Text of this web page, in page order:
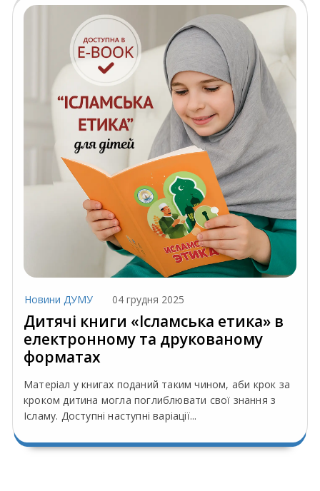
Новини ДУМУ 04 грудня 2025
Дитячі книги «Ісламська етика» в
електронному та друкованому
форматах
Матеріал у книгах поданий таким чином, аби крок за
кроком дитина могла поглиблювати свої знання з
Ісламу. Доступні наступні варіації...